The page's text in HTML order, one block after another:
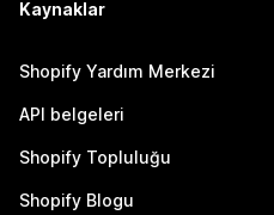
Kaynaklar
Shopify Yardım Merkezi
API belgeleri
Shopify Topluluğu
Shopify Blogu